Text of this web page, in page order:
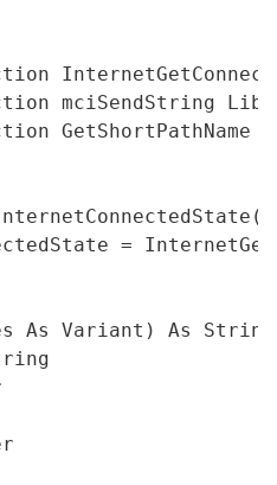
mciSendString Lib
=
As Variant) As String